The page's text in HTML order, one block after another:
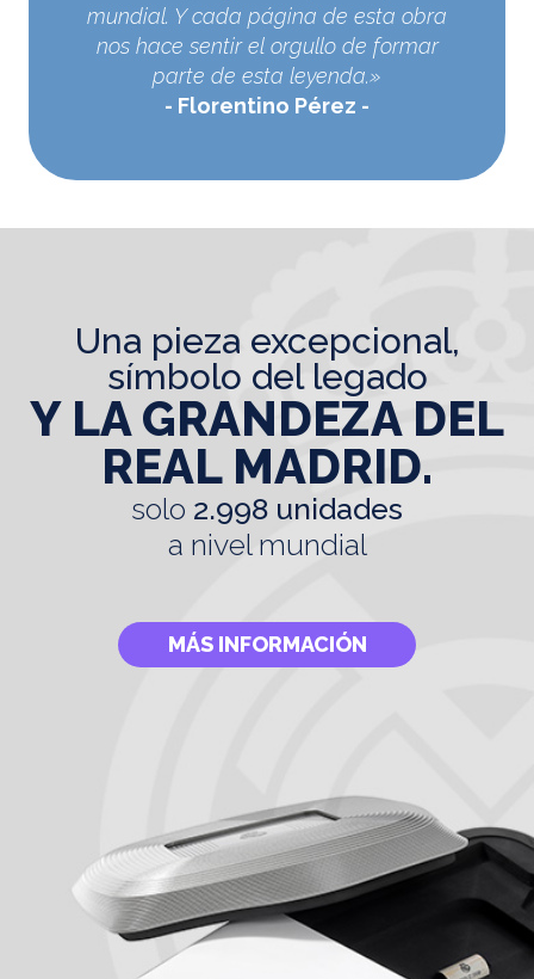
mundial. Y cada página de esta obra
nos hace sentir el orgullo de formar
parte de esta leyenda.»
Florentino Pérez
una pieza excepcional,
símbolo del legado
Y LA GRANDEZA DEL
REAL MADRID.
solo 2.998 unidades
a nivel mundial
MÁS INFORMACIÓN